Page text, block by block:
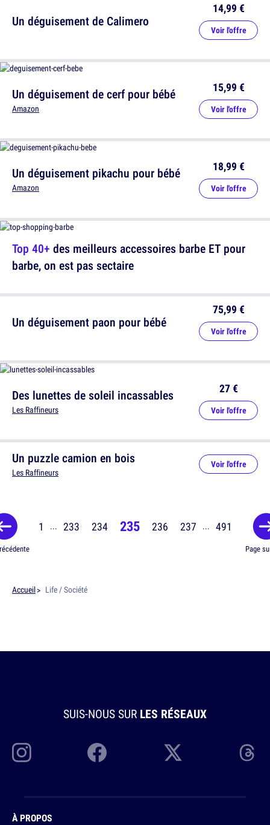
Un déguisement de cerf pour bébé
Amazon
15,99 €
Voir l'offre
Top 40+ des meilleurs accessoires barbe ET pour
barbe, on est pas sectaire
Des lunettes de soleil incassables
Les Raffineurs
27 €
Voir l'offre
Un déguisement de Calimero
14,99 €
Voir l'offre
Un déguisement pikachu pour bébé
Amazon
18,99 €
Voir l'offre
Un déguisement paon pour bébé
75,99 €
Voir l'offre
Un puzzle camion en bois
Les Raffineurs
Voir l'offre
1 ... 233 234 235 236 237 ... 491
Page
Accueil Life / Société
SUIS-NOUS SUR LES RÉSEAUX
À PROPOS